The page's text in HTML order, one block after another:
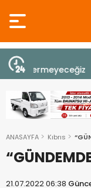
ÜSTEL:
ANASAYFA Kıbrıs
21.07.2022 06:38